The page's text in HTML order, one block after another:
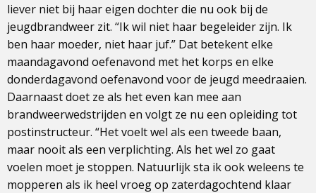
liever niet bij haar eigen dochter die nu ook bij de
jeugdbrandweer zit. “Ik wil niet haar begeleider zijn. Ik
ben haar moeder, niet haar juf.” Dat betekent elke
maandagavond oefenavond met het korps en elke
donderdagavond oefenavond voor de jeugd meedraaien.
Daarnaast doet ze als het even kan mee aan
brandweerwedstrijden en volgt ze nu een opleiding tot
postinstructeur. “Het voelt wel als een tweede baan,
maar nooit als een verplichting. Als het wel zo gaat
voelen moet je stoppen. Natuurlijk sta ik ook weleens te
mopperen als ik heel vroeg op zaterdagochtend klaar